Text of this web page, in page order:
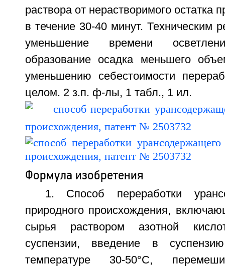
раствора от нерастворимого остатка
в течение 30-40 минут. Техническим
уменьшение времени
образование осадка меньшего
уменьшению себестоимости
целом. 2 з.п. ф-лы, 1 табл., 1 ил.
Формула изобретения
1. Способ переработки
природного происхождения,
сырья раствором азотной
суспензии, введение в
температуре 30-50°С,